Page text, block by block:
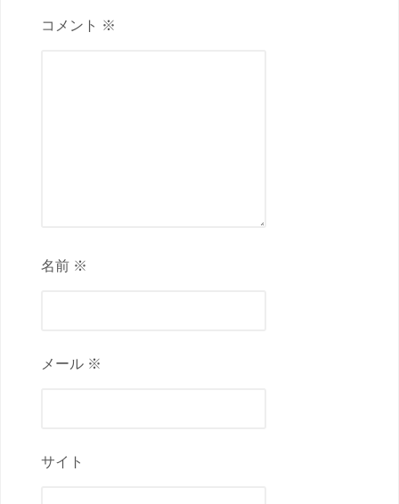
コメント ※
名前 ※
メール ※
サイト